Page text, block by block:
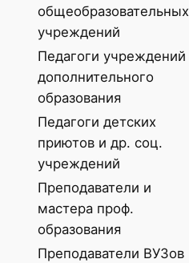
общеобразовательных
учреждений
Педагоги учреждений
дополнительного
образования
Педагоги детских
приютов и др. соц.
учреждений
Преподаватели и
мастера проф.
образования
Преподаватели ВУЗов